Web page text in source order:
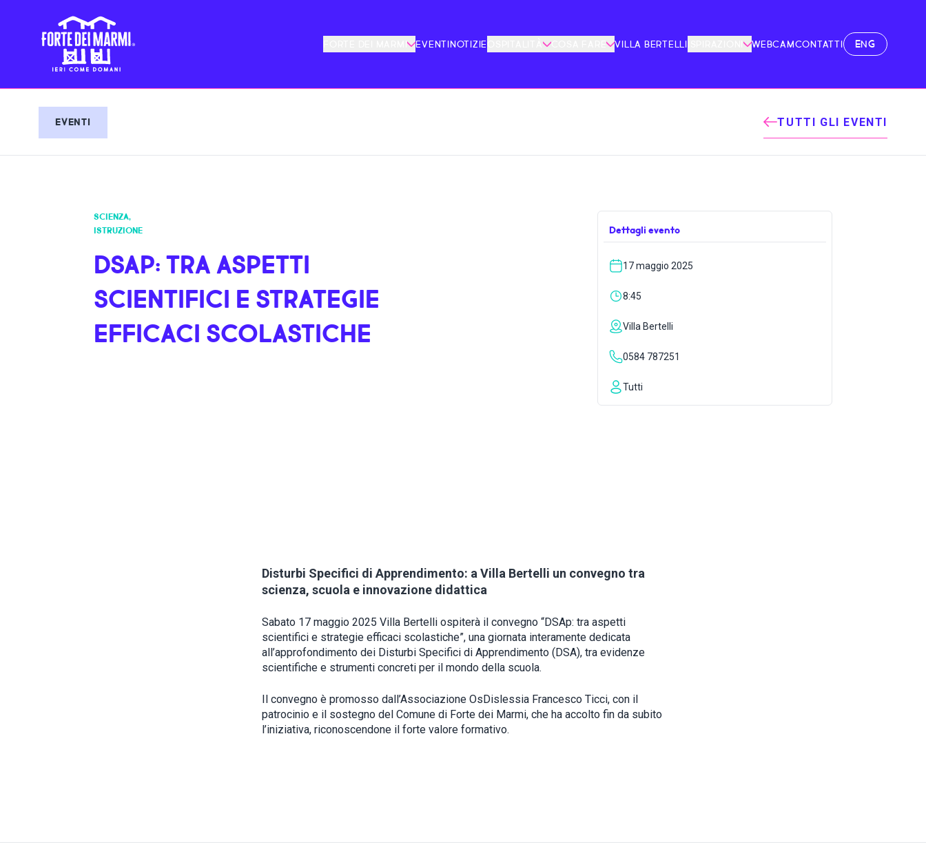
ENG
FORTE DEI MARMI EVENTI NOTIZIE COSA FARE VILLA BERTELLI ISPIRAZIONI WEBCAMCONTATTI
EVENTI TUTTI GLI EVENTI
SCIENZA,
ISTRUZIONE
DSAP: TRA ASPETTI
SCIENTIFICI E STRATEGIE
EFFICACI SCOLASTICHE
Dettagli evento
17 maggio 2025
8:45
Villa Bertelli
0584 787251
Tutti
Disturbi Specifici di Apprendimento: a Villa Bertelli un convegno tra
scienza, scuola e innovazione didattica
Sabato 17 maggio 2025 Villa Bertelli ospiterà il convegno “DSAp: tra aspetti
scientifici e strategie efficaci scolastiche”, una giornata interamente dedicata
all’approfondimento dei Disturbi Specifici di Apprendimento (DSA), tra evidenze
scientifiche e strumenti concreti per il mondo della scuola.
Il convegno è promosso dall’Associazione OsDislessia Francesco Ticci, con il
patrocinio e il sostegno del Comune di Forte dei Marmi, che ha accolto fin da subito
l’iniziativa, riconoscendone il forte valore formativo.